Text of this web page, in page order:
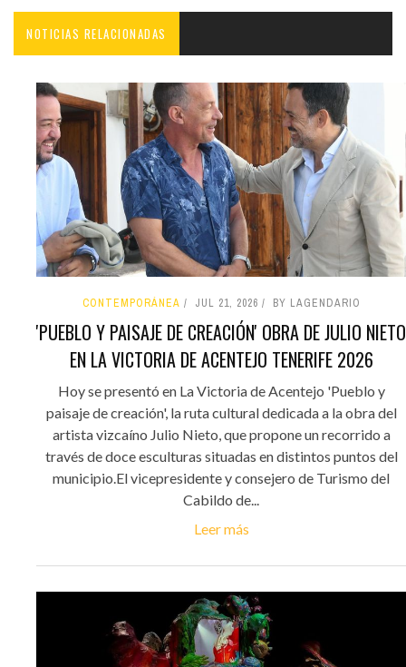
NOTICIAS RELACIONADAS
CONTEMPORÁNEA JUL 21, 2026 BY LAGENDARIO
'PUEBLO Y PAISAJE DE CREACIÓN' OBRA DE JULIO NIETO
EN LA VICTORIA DE ACENTEJO TENERIFE 2026
Hoy se presentó en La Victoria de Acentejo 'Pueblo y
paisaje de creación', la ruta cultural dedicada a la obra del
artista vizcaíno Julio Nieto, que propone un recorrido a
través de doce esculturas situadas en distintos puntos del
municipio.El vicepresidente y consejero de Turismo del
Cabildo de...
Leer más